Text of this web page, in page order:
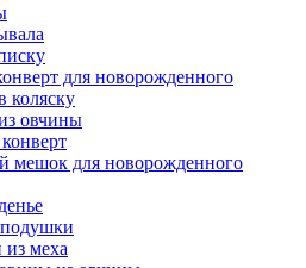
для новорожденного
коляску
овчины
мешок для новорожденного
меха